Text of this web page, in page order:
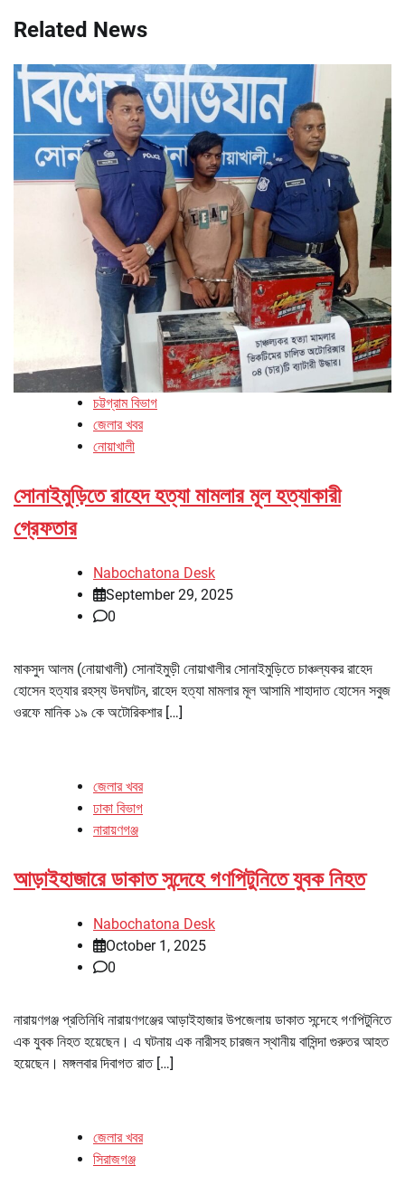
Related News
চট্টগ্রাম বিভাগ
জেলার খবর
নোয়াখালী
সোনাইমুড়িতে রাহেদ হত্যা মামলার মূল হত্যাকারী
গ্রেফতার
Nabochatona Desk
September 29, 2025
0
মাকসুদ আলম (নোয়াখালী) সোনাইমুড়ী নোয়াখালীর সোনাইমুড়িতে চাঞ্চল্যকর রাহেদ
হোসেন হত্যার রহস্য উদঘাটন, রাহেদ হত্যা মামলার মূল আসামি শাহাদাত হোসেন সবুজ
ওরফে মানিক ১৯ কে অটোরিকশার […]
জেলার খবর
ঢাকা বিভাগ
নারায়ণগঞ্জ
আড়াইহাজারে ডাকাত সন্দেহে গণপিটুনিতে যুবক নিহত
Nabochatona Desk
October 1, 2025
0
নারায়ণগঞ্জ প্রতিনিধি নারায়ণগঞ্জের আড়াইহাজার উপজেলায় ডাকাত সন্দেহে গণপিটুনিতে
এক যুবক নিহত হয়েছেন। এ ঘটনায় এক নারীসহ চারজন স্থানীয় বাসিন্দা গুরুতর আহত
হয়েছেন। মঙ্গলবার দিবাগত রাত […]
জেলার খবর
সিরাজগঞ্জ